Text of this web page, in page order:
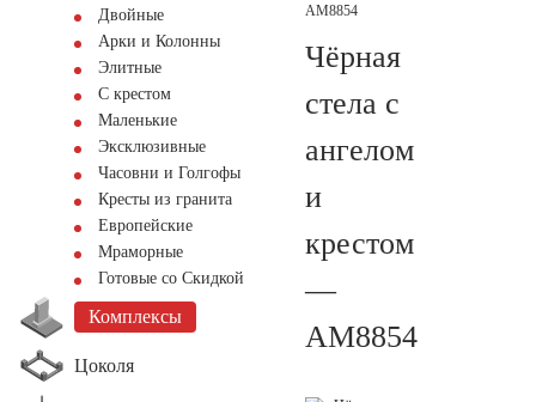
Двойные
Арки и Колонны
Элитные
С крестом
Маленькие
Эксклюзивные
Часовни и Голгофы
Кресты из гранита
Европейские
Мраморные
Готовые со Скидкой
Комплексы
Цоколя
AM8854
Чёрная
стела с
ангелом
и
крестом
—
AM8854